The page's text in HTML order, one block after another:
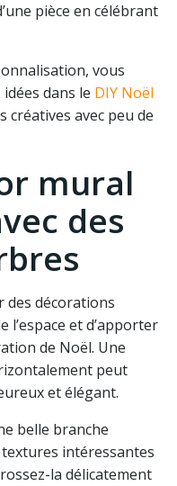
pièce en célébrant
vous
dans le DIY Noël
créatives avec peu de
mural
des
des décorations
et d’apporter
de Noël. Une
peut
et élégant.
belle branche
textures intéressantes
la délicatement